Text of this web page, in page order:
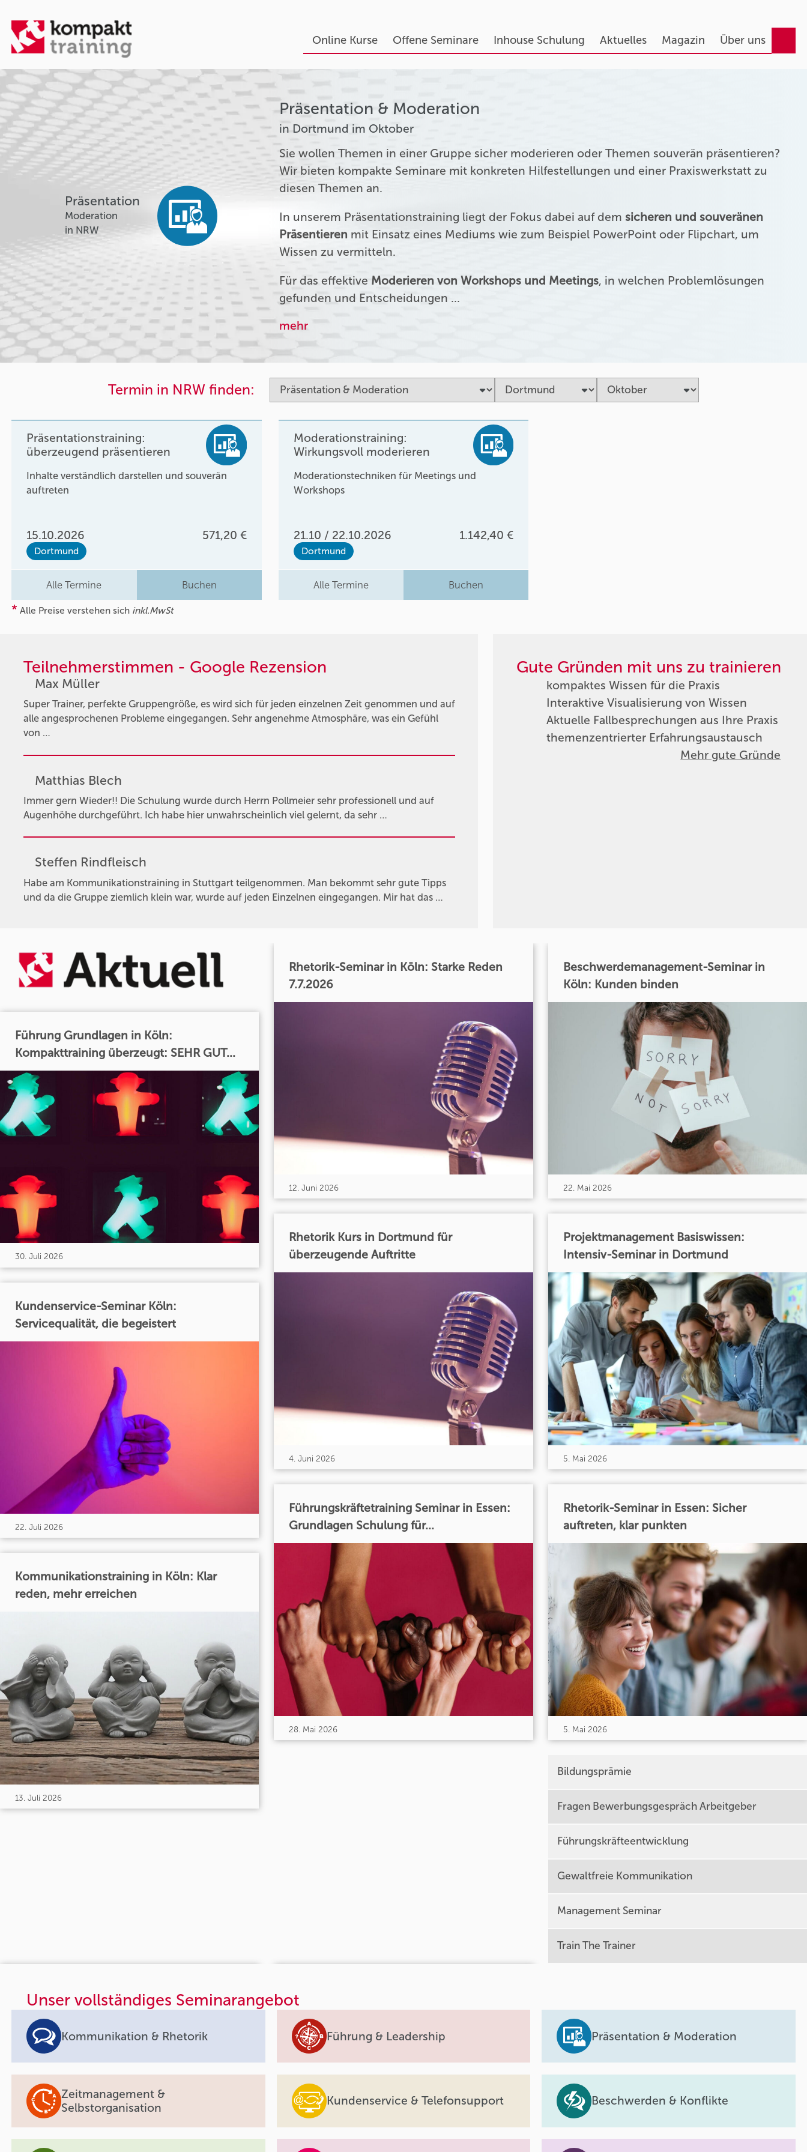
Online Kurse Offene Seminare Inhouse Schulung Aktuelles Magazin Über uns
Präsentation
Moderation
in NRW
Präsentation & Moderation
in Dortmund im Oktober
Sie wollen Themen in einer Gruppe sicher moderieren oder Themen souverän präsentieren?
Wir bieten kompakte Seminare mit konkreten Hilfestellungen und einer Praxiswerkstatt zu
diesen Themen an.
In unserem Präsentationstraining liegt der Fokus dabei auf demsicheren und souveränen
Präsentieren mit Einsatz eines Mediums wie zum Beispiel PowerPoint oder Flipchart, um
Wissen zu vermitteln.
Für das effektive Moderieren von Workshops und Meetings, in welchen Problemlösungen
gefunden und Entscheidungen …
mehr
Termin in NRW finden:
Präsentationstraining:
überzeugend präsentieren
Inhalte verständlich darstellen und souverän
auftreten
15.10.2026 571,20 €
Dortmund
Alle Termine Buchen
Moderationstraining:
Wirkungsvoll moderieren
Moderationstechniken für Meetings und
Workshops
21.10 / 22.10.2026 1.142,40 €
Dortmund
Alle Termine Buchen
* Alle Preise verstehen sich inkl.MwSt
Teilnehmerstimmen - Google Rezension
Max Müller
Super Trainer, perfekte Gruppengröße, es wird sich für jeden einzelnen Zeit genommen und auf
alle angesprochenen Probleme eingegangen. Sehr angenehme Atmosphäre, was ein Gefühl
von …
Matthias Blech
Immer gern Wieder!! Die Schulung wurde durch Herrn Pollmeier sehr professionell und auf
Augenhöhe durchgeführt. Ich habe hier unwahrscheinlich viel gelernt, da sehr …
Steffen Rindfleisch
Habe am Kommunikationstraining in Stuttgart teilgenommen. Man bekommt sehr gute Tipps
und da die Gruppe ziemlich klein war, wurde auf jeden Einzelnen eingegangen. Mir hat das …
Gute Gründen mit uns zu trainieren
kompaktes Wissen für die Praxis
Interaktive Visualisierung von Wissen
Aktuelle Fallbesprechungen aus Ihre Praxis
themenzentrierter Erfahrungsaustausch
Mehr gute Gründe
Führung Grundlagen in Köln:
Kompakttraining überzeugt: SEHR GUT...
30. Juli 2026
Kundenservice-Seminar Köln:
Servicequalität, die begeistert
22. Juli 2026
Kommunikationstraining in Köln: Klar
reden, mehr erreichen
13. Juli 2026
Rhetorik-Seminar in Köln: Starke Reden
7.7.2026
12. Juni 2026
Rhetorik Kurs in Dortmund für
überzeugende Auftritte
4. Juni 2026
Führungskräftetraining Seminar in Essen:
Grundlagen Schulung für...
28. Mai 2026
Beschwerdemanagement-Seminar in
Köln: Kunden binden
22. Mai 2026
Projektmanagement Basiswissen:
Intensiv-Seminar in Dortmund
5. Mai 2026
Rhetorik-Seminar in Essen: Sicher
auftreten, klar punkten
5. Mai 2026
Bildungsprämie
Fragen Bewerbungsgespräch Arbeitgeber
Führungskräfteentwicklung
Gewaltfreie Kommunikation
Management Seminar
Train The Trainer
Unser vollständiges Seminarangebot
Kommunikation & Rhetorik Führung & Leadership Präsentation & Moderation
Zeitmanagement &
Selbstorganisation
Kundenservice & Telefonsupport Beschwerden & Konflikte